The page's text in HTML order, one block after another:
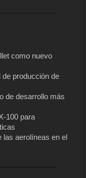
como nuevo
producción de
de desarrollo más
100 para
las aerolíneas en el